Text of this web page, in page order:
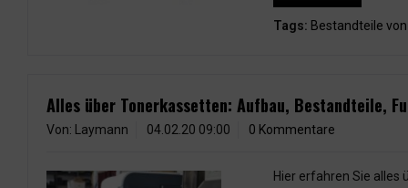
Tags: Bestandteile
Alles über Tonerkassetten: Aufbau, Bestandteile,
Von: Laymann 04.02.20 09:00 0 Kommentare
Hier erfahren Sie alles